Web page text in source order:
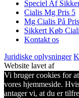
Speciel Af
Cialis Mg Pris 5
Mg Cialis På
Sikkert Køb
Kontakt os
Juridiske oplysninger
Website lavet af
Vi bruger cookies for at
vores hjemmeside.
antager vi, at du er